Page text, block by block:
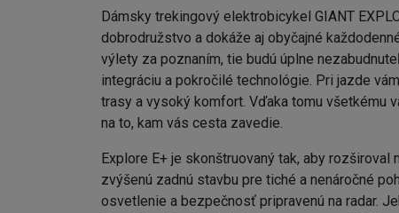
Dámsky trekingový elektrobicykel GIANT
dobrodružstvo a dokáže aj obyčajné
výlety za poznaním, tie budú úplne
integráciu a pokročilé technológie. Pri jazde
trasy a vysoký komfort. Vďaka tomu všetkému
na to, kam vás cesta zavedie.
Explore E+ je skonštruovaný tak, aby
zvýšenú zadnú stavbu pre tiché a nenáročné
osvetlenie a bezpečnosť pripravenú na radar.